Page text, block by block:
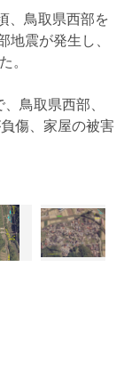
、鳥取県西部を
地震が発生し、
。
鳥取県西部、
傷、家屋の被害